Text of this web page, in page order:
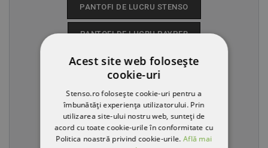
PANTOFI DE LUCRU STENSO
PANTOFI DE LUCRU PAYPER
PANTOFI DE LUCRU DIADORA
PANTOFI DE LUCRU COFRA
PANTOFI DE LUCRU PUMA
Acest site web folosește
cookie-uri
Stenso.ro folosește cookie-uri pentru a
îmbunătăți experiența utilizatorului. Prin
utilizarea site-ului nostru web, sunteți de
acord cu toate cookie-urile în conformitate cu
Politica noastră privind cookie-urile.Află mai